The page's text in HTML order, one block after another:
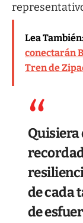
Lea También:
conectarán
Tren de
Quisiera
de cada
de